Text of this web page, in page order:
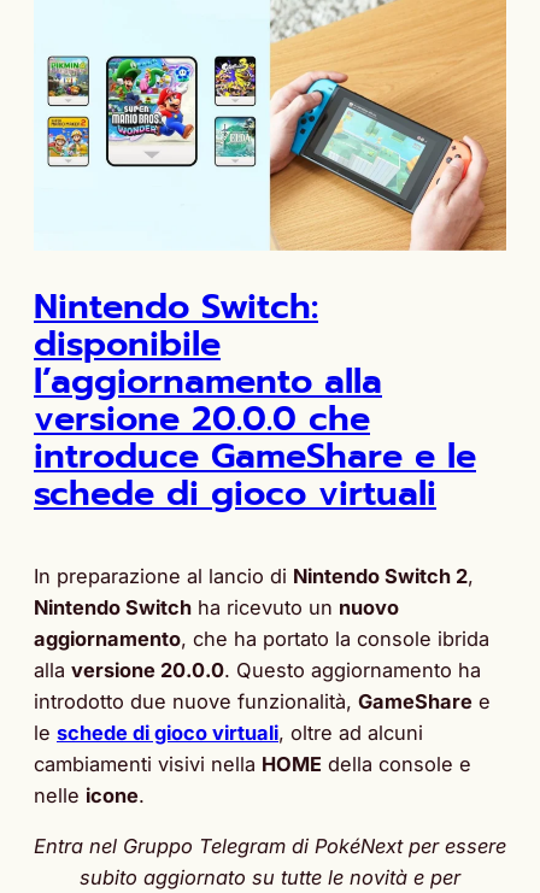
Nintendo Switch:
disponibile
l’aggiornamento alla
versione 20.0.0 che
introduce GameShare e le
schede di gioco virtuali
In preparazione al lancio di Nintendo Switch 2,
Nintendo Switch ha ricevuto un nuovo
aggiornamento, che ha portato la console ibrida
alla versione 20.0.0. Questo aggiornamento ha
introdotto due nuove funzionalità, GameShare e
le schede di gioco virtuali, oltre ad alcuni
cambiamenti visivi nella HOME della console e
nelle icone.
Entra nel Gruppo Telegram di PokéNext per essere
subito aggiornato su tutte le novità e per